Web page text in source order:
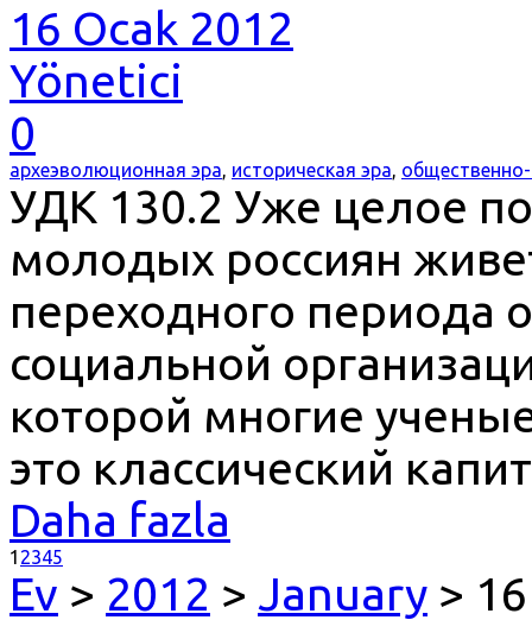
16 Ocak 2012
Yönetici
0
археэволюционная эра, историческая эра,
УДК 130.2 Уже целое
молодых россиян
переходного периода
социальной
которой многие
это классический
Daha fazla
1 2345
Ev > 2012 > January > 16